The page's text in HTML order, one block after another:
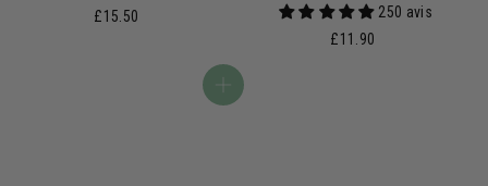
£15.50
250 avis
£11.90